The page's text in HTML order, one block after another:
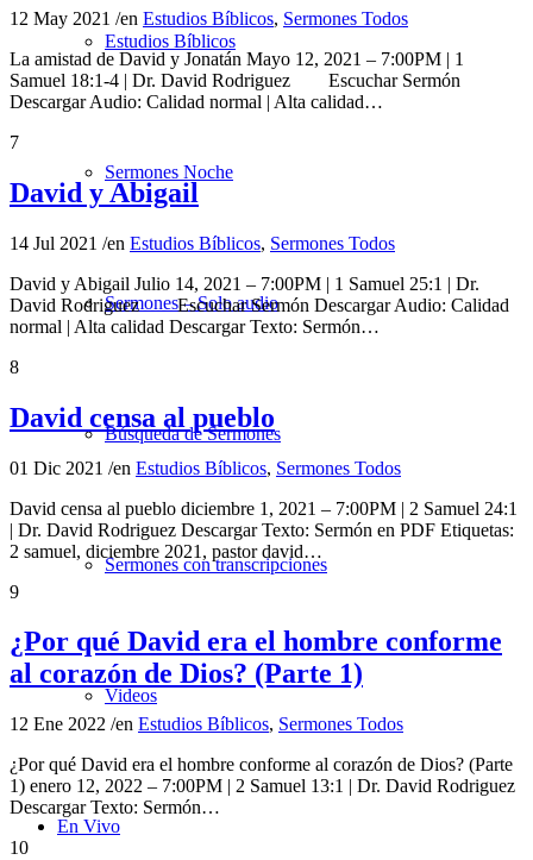
Estudios Bíblicos
Sermones Noche
Sermones – Solo audio
Búsqueda de Sermones
Sermones con transcripciones
Videos
En Vivo
12 May 2021 /en Estudios Bíblicos, Sermones Todos
La amistad de David y Jonatán Mayo 12, 2021 – 7:00PM | 1
Samuel 18:1-4 | Dr. David Rodriguez Escuchar Sermón
Descargar Audio: Calidad normal | Alta calidad…
7
David y Abigail
14 Jul 2021 /en Estudios Bíblicos, Sermones Todos
David y Abigail Julio 14, 2021 – 7:00PM | 1 Samuel 25:1 | Dr.
David Rodriguez Escuchar Sermón Descargar Audio: Calidad
normal | Alta calidad Descargar Texto: Sermón…
8
David censa al pueblo
01 Dic 2021 /en Estudios Bíblicos, Sermones Todos
David censa al pueblo diciembre 1, 2021 – 7:00PM | 2 Samuel 24:1
| Dr. David Rodriguez Descargar Texto: Sermón en PDF Etiquetas:
2 samuel, diciembre 2021, pastor david…
9
¿Por qué David era el hombre conforme
al corazón de Dios? (Parte 1)
12 Ene 2022 /en Estudios Bíblicos, Sermones Todos
¿Por qué David era el hombre conforme al corazón de Dios? (Parte
1) enero 12, 2022 – 7:00PM | 2 Samuel 13:1 | Dr. David Rodriguez
Descargar Texto: Sermón…
10